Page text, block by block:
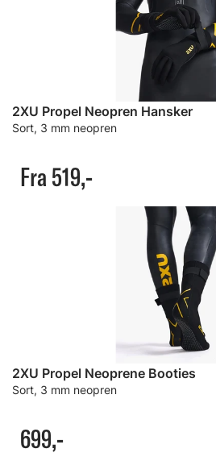
2XU Propel Neopren Hansker
Sort, 3 mm neopren
Fra 519,-
2XU Propel Neoprene Booties
Sort, 3 mm neopren
699,-